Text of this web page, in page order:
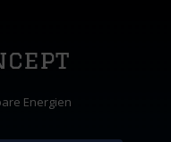
Energien